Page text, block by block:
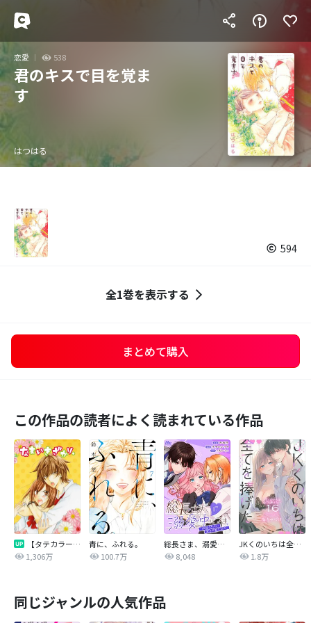
恋愛 538
君のキスで目を覚ま
す
はつはる
594
全1巻を表示する
まとめて購入
この作品の読者によく読まれている作品
【タテカラー版】なまいきざかり。
1,306万
青に、ふれる。
100.7万
総長さま、溺愛中につき。～最強イケメンと愛され寮生活！？～ 分冊版
8,048
JKくのいちは全てを捧げたい
1.8万
同じジャンルの人気作品